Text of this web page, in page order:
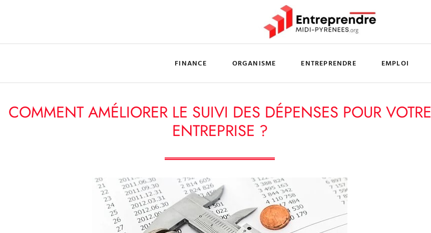
FINANCE ORGANISME ENTREPRENDRE EMPLOI
COMMENT AMÉLIORER LE SUIVI DES DÉPENSES POUR VOTRE
ENTREPRISE ?